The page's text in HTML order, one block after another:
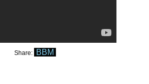
Share: BBM